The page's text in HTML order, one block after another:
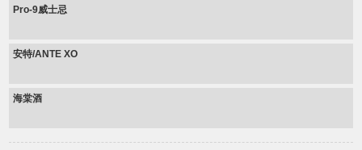
Pro-9威士忌
安特/ANTE XO
海棠酒